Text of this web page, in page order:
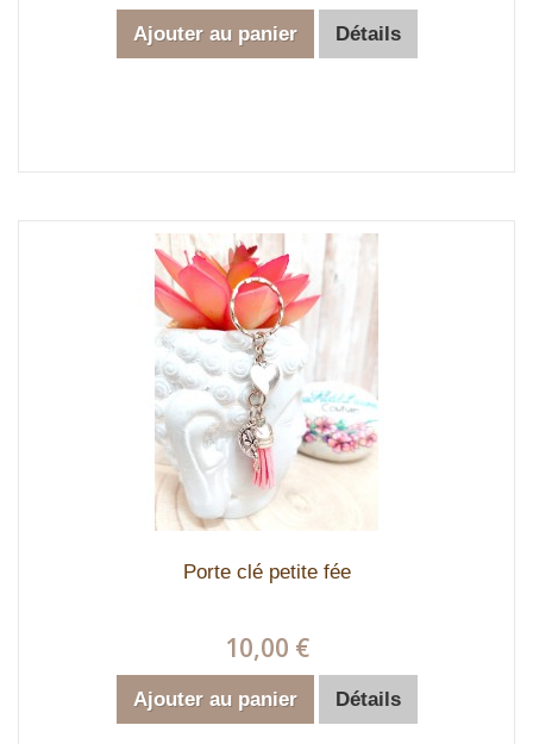
Ajouter au panier Détails
Porte clé petite fée
10,00 €
Ajouter au panier Détails